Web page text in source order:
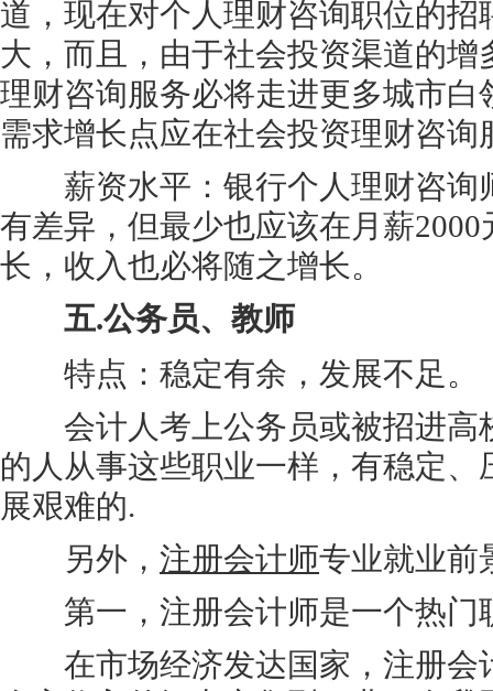
道，现在对个人理财咨询职位的招
大，而且，由于社会投资渠道的
理财咨询服务必将走进更多城市白
需求增长点应在社会投资理财咨询
薪资水平：银行个人理财咨询
有差异，但最少也应该在月薪
长，收入也必将随之增长。
五.公务员、教师
特点：稳定有余，发展不足。
会计人考上公务员或被招进高
的人从事这些职业一样，有稳定
展艰难的.
另外， 注册会计师专业就业前
第一，注册会计师是一个热门
在市场经济发达国家，注册会